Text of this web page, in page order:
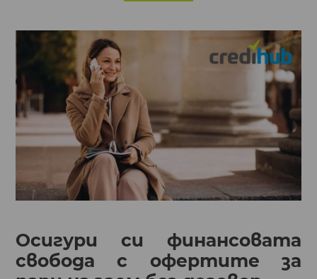
Осигури си финансовата
свобода с офертите за